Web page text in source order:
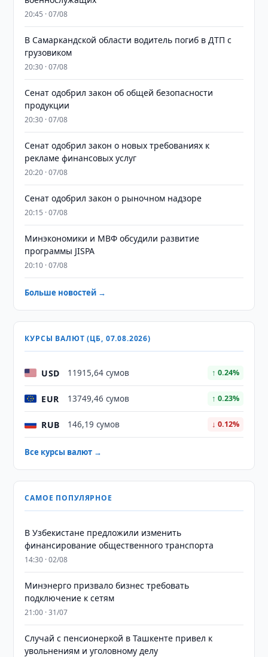
20:45 · 07/08
В Самаркандской области водитель погиб в ДТП с
грузовиком
20:30 · 07/08
Сенат одобрил закон об общей безопасности
продукции
20:30 · 07/08
Сенат одобрил закон о новых требованиях к
рекламе финансовых услуг
20:20 · 07/08
Сенат одобрил закон о рыночном надзоре
20:15 · 07/08
Минэкономики и МВФ обсудили развитие
программы JISPA
20:10 · 07/08
Больше новостей →
КУРСЫ ВАЛЮТ (ЦБ, 07.08.2026)
USD 11915,64 сумов ↑ 0.24%
EUR 13749,46 сумов ↑ 0.23%
RUB 146,19 сумов ↓ 0.12%
Все курсы валют →
САМОЕ ПОПУЛЯРНОЕ
В Узбекистане предложили изменить
финансирование общественного транспорта
14:30 · 02/08
Минэнерго призвало бизнес требовать
подключение к сетям
21:00 · 31/07
Случай с пенсионеркой в Ташкенте привел к
увольнениям и уголовному делу